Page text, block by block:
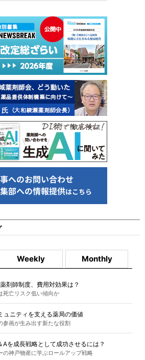
Weekly Monthly
剤師制度、費用対効果は？
死亡リスク低い傾向か
ニティを支える薬局の価値
参画が生み出す新たな役割
を成長戦略として成功させるには？
の神戸物産に学ぶロールアップ戦略